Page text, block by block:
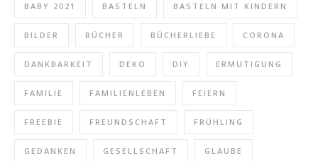
BABY 2021 BASTELN BASTELN MIT KINDERN
BILDER BÜCHER BÜCHERLIEBE CORONA
DANKBARKEIT DEKO DIY ERMUTIGUNG
FAMILIE FAMILIENLEBEN FEIERN
FREEBIE FREUNDSCHAFT FRÜHLING
GEDANKEN GESELLSCHAFT GLAUBE